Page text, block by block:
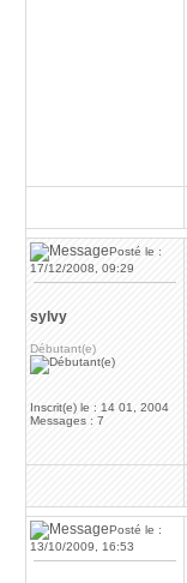
Posté le :
17/12/2008, 09:29
sylvy
Débutant(e)
Inscrit(e) le : 14 01, 2004
Messages : 7
Posté le :
13/10/2009, 16:53